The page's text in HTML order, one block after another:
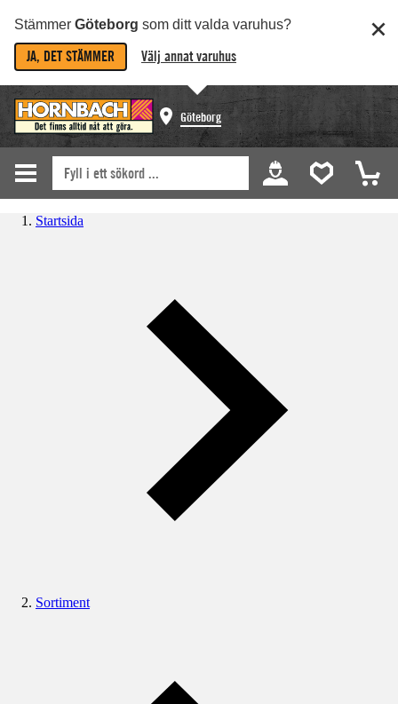
Stämmer Göteborg som ditt valda varuhus?
JA, DET STÄMMER Välj annat varuhus
Göteborg
Startsida
Sortiment